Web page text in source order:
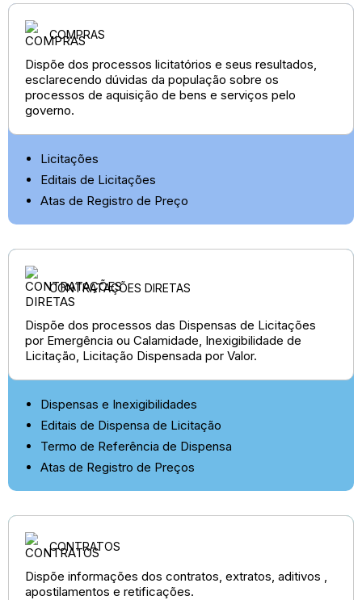
COMPRAS
Dispõe dos processos licitatórios e seus resultados,
esclarecendo dúvidas da população sobre os
processos de aquisição de bens e serviços pelo
governo.
Licitações
Editais de Licitações
Atas de Registro de Preço
CONTRATAÇÕES DIRETAS
Dispõe dos processos das Dispensas de Licitações
por Emergência ou Calamidade, Inexigibilidade de
Licitação, Licitação Dispensada por Valor.
Dispensas e Inexigibilidades
Editais de Dispensa de Licitação
Termo de Referência de Dispensa
Atas de Registro de Preços
CONTRATOS
Dispõe informações dos contratos, extratos, aditivos ,
apostilamentos e retificações.